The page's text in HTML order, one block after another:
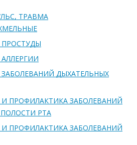
ТРАВМА
ПРОСТУДЫ
ЗАБОЛЕВАНИЙ ДЫХАТЕЛЬНЫХ
И ПРОФИЛАКТИКА ЗАБОЛЕВАНИЙ
РТА
И ПРОФИЛАКТИКА ЗАБОЛЕВАНИЙ